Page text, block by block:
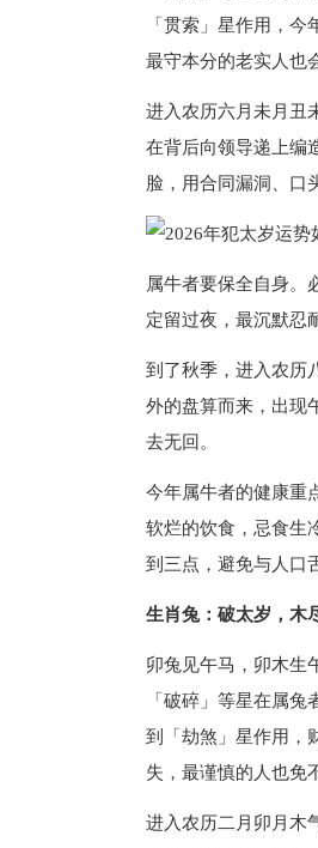
「贯索」星作用，
最守本分的老实人也
进入农历六月未月丑
在背后向领导递上编
脸，用合同漏洞、口
属牛者要保全自身。
定留过夜，最沉默忍
到了秋季，进入农历
外的盘算而来，出现
去无回。
今年属牛者的健康重
软烂的饮食，忌食生
到三点，避免与人口
生肖兔：破太岁，木
卯兔见午马，卯木生
「破碎」等星在属
到「劫煞」星作用，
失，最谨慎的人也免
进入农历二月卯月木